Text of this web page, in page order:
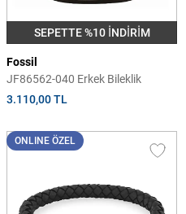
SEPETTE %10 İNDİRİM
Fossil
JF86562-040 Erkek Bileklik
3.110,00 TL
ONLINE ÖZEL